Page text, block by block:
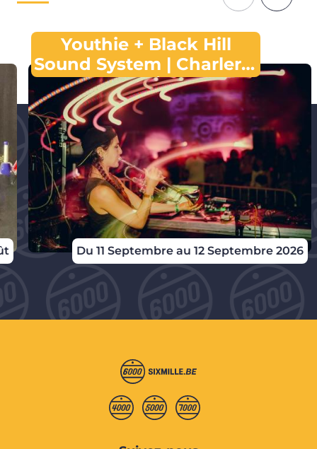
Du 11 Septembre au 12 Septembre 2026
Youthie + Black Hill
Sound System | Charleroi
Dub Night